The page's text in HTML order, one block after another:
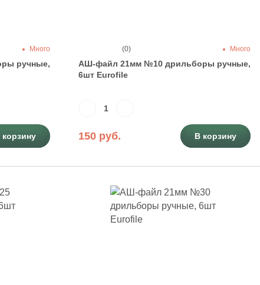
ручные,
Много
корзину
АШ-файл 21мм №10 дрильборы ручные,
6шт Eurofile
150 руб.
(0) Много
В корзину